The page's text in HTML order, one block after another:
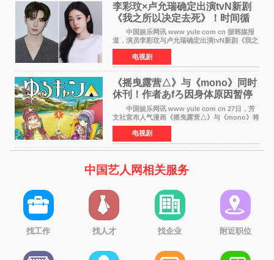
李彩玟×卢允瑞确定出演tvN新剧
《我之所以决定去死》！时间循
环青春爱情来袭
中国娱乐网讯 www yule com cn 据韩媒报
道，演员李彩玟与卢允瑞确定出演tvN新剧《我之
所以决定去死》，分别担任男女主角。该剧预计
将于明年播出，引发观众期待。 本剧改编自
NAVER同名人气
电视剧
《摇曳露营△》与《mono》同时
休刊！作者あfろ因身体原因暂停
双连载
中国娱乐网讯 www yule com cn 27日，芳
文社宣布人气漫画《摇曳露营△》与《mono》将
暂停连载一段时间，原因是漫画家あfろ身体状况
不佳。 编辑部表示：一直承蒙各位对
《mono》的喜爱，
电视剧
中国艺人网相关服务
找工作 找人才 找企业 附近职位